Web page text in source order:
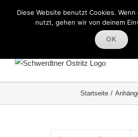
FacebookInstagram
Mein Benutzerkonto
Startseite
Diese Website benutzt Cookies.
nutzt, gehen wir von deinem
OK